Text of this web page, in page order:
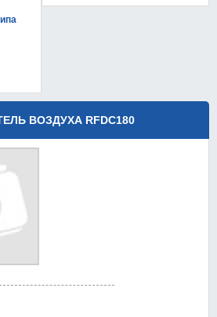
ВОЗДУХА RFDC180